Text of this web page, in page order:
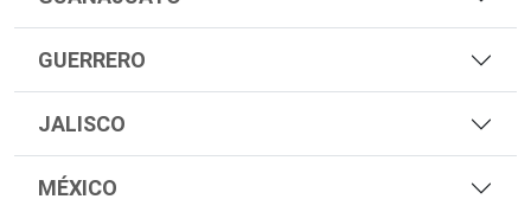
GUERRERO
JALISCO
MÉXICO